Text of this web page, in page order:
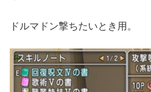
ドルマドン撃ちたいとき用。